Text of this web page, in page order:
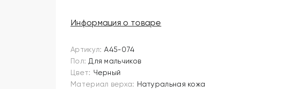
Информация о товаре
Артикул: A45-074
Пол: Для мальчиков
Цвет: Черный
Материал верха: Натуральная кожа